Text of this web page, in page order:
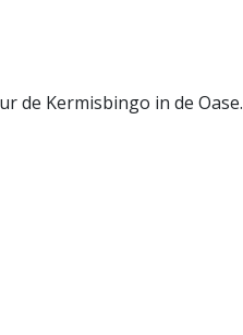
de Kermisbingo in de Oase.